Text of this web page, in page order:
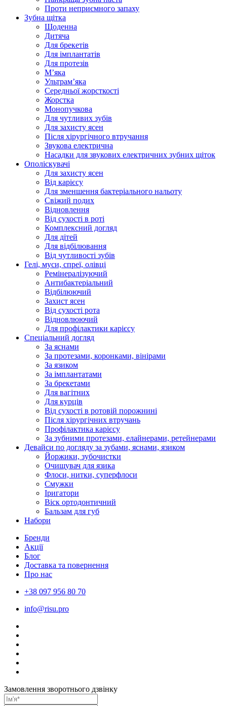
Проти неприємного запаху
Зубна щітка
Щоденна
Дитяча
Для брекетів
Для імплантатів
Для протезів
Мʼяка
Ультрамʼяка
Середньої жорсткості
Жорстка
Монопучкова
Для чутливих зубів
Для захисту ясен
Після хірургічного втручання
Звукова електрична
Насадки для звукових електричних зубних щіток
Ополіскувачі
Для захисту ясен
Від карієсу
Для зменшення бактеріального нальоту
Свіжий подих
Відновлення
Від сухості в роті
Комплексний догляд
Для дітей
Для відбілювання
Від чутливості зубів
Гелі, муси, спреї, олівці
Ремінералізуючий
Антибактеріальний
Відбілюючий
Захист ясен
Від сухості рота
Відновлюючий
Для профілактики карієсу
Спеціальний догляд
За яснами
За протезами, коронками, вінірами
За язиком
За імплантатами
За брекетами
Для вагітних
Для курців
Від сухості в ротовій порожнині
Після хірургічних втручань
Профілактика карієсу
За зубними протезами, елайнерами, ретейнерами
Девайси по догляду за зубами, яснами, язиком
Йоржики, зубочистки
Очищувач для язика
Флоси, нитки, суперфлоси
Смужки
Іригатори
Віск ортодонтичний
Бальзам для губ
Набори
Бренди
Акції
Блог
Доставка та повернення
Про нас
+38 097 956 80 70
info@risu.pro
Замовлення зворотнього дзвінку